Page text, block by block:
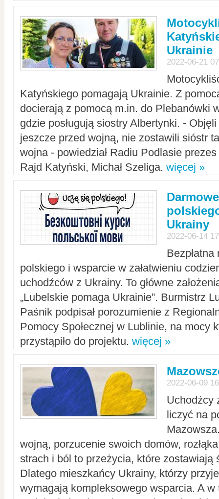
Ukrainie
2022-06-21
Katyńskiego pomagają Ukrainie. Z
docierają z pomocą m.in. do Plebanówki
gdzie posługują siostry Albertynki. -
jeszcze przed wojną, nie zostawili sióstr
wojna - powiedział Radiu Podlasie
Rajd Katyński, Michał Szeliga. więcej »
Ukrainy
2022-06-14
polskiego i wsparcie w załatwieniu
uchodźców z Ukrainy. To główne
„Lubelskie pomaga Ukrainie”. Burmistrz
Paśnik podpisał porozumienie z
Pomocy Społecznej w Lublinie, na mocy
przystąpiło do projektu. więcej »
2022-06-09
Uchodźcy
liczyć na
wojną, porzucenie swoich domów,
strach i ból to przeżycia, które zostawiają
Dlatego mieszkańcy Ukrainy, którzy
wymagają kompleksowego wsparcia. A w